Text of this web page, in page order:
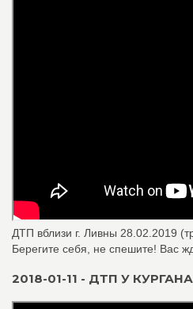
ДТП вблизи г. Ливны 28.02.2019
Берегите себя, не спешите! Вас
2018-01-11 - ДТП У КУРГАНА